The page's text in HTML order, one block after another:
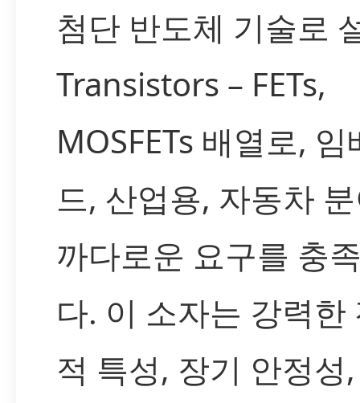
첨단 반도체 기술로
Transistors – FETs,
MOSFETs 배열로, 임
드, 산업용, 자동차
까다로운 요구를 충
다. 이 소자는 강력한
적 특성, 장기 안정성